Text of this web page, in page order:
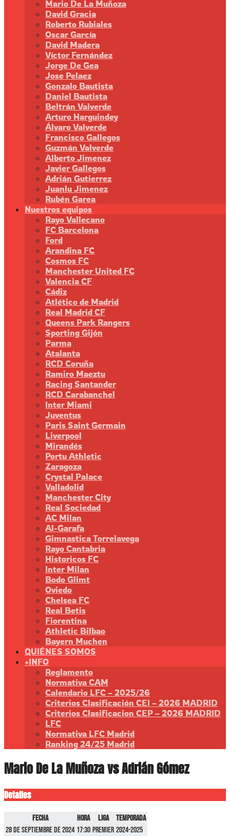
Mario De La Muñoza
David Gracia
Roberto Rubiales
Oscar García
David Madera
Víctor Fernández
Jorge De Gea
Jose Pelaez
Gonzalo Bautista
Daniel Bautista
Beltrán Valverde
Arturo Harguindey
Álvaro Valverde
Francisco Gallegos
Guzmán Valverde
Alberto Jimenez
Javier Gallegos
Adrián Gutierrez
Juanlu Jimenez
Rubén Garea
Nuestros equipos
Rayo Vallecano
FC Barcelona
Ford
Arandina FC
Cosmos FC
Manchester United FC
Valencia CF
Cádiz
Atlético de Madrid
Real Madrid CF
Queens Park Rangers
Sporting Gijón
Parma
Atalanta
RCD Coruña
Ramiro Maeztu
Racing Santander
RCD Carabanchel
Inter Miami
Juventus
Paris Saint Germain
Liverpool
Mirandés
Portu Athletic
Zaragoza
Crystal Palace
Valladolid
Manchester City
Real Sociedad
AC Milan
Al-Garafa
Gimnastica Torrelavega
Rayo Cantabria
Historicos FC
Inter Milan
Bodo Glimt
Oviedo
Chelsea FC
Real Betis
Fiorentina
Athletic Bilbao
Bayern Muchen
QUIÉNES SOMOS
+INFO
Reglamento
Normativa CAM
Calendario LFC – 2025/26
Criterios Clasificación CEI – 2026 MADRID
Criterios Clasificacion CEP – 2026 MADRID
LFC
Normativa LFC Madrid
Ranking 24/25 Madrid
Mario De La Muñoza vs Adrián Gómez
Detalles
Fecha Hora Liga
Temporada
28 de septiembre de 2024 17:30 Premier 2024-2025